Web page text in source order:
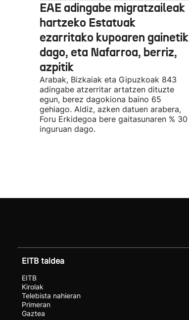
EAE adingabe migratzaileak
hartzeko Estatuak
ezarritako kupoaren gainetik
dago, eta Nafarroa, berriz,
azpitik
Arabak, Bizkaiak eta Gipuzkoak 843
adingabe atzerritar artatzen dituzte
egun, berez dagokiona baino 65
gehiago. Aldiz, azken datuen arabera,
Foru Erkidegoa bere gaitasunaren % 30
inguruan dago.
EITB taldea
EITB
Kirolak
Telebista nahieran
Primeran
Gaztea